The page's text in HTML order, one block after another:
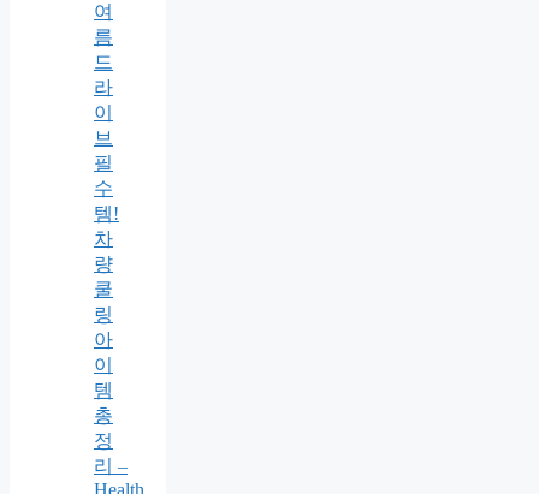
여
름
드
라
이
브
필
수
템!
차
량
쿨
링
아
이
템
총
정
리 –